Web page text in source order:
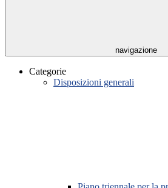
navigazione
Categorie
Disposizioni generali